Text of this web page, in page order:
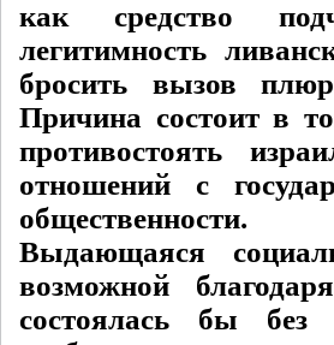
как средство
легитимность
бросить вызов
Причина состоит в
противостоять
отношений с
общественности.
Выдающаяся
возможной
состоялась бы без